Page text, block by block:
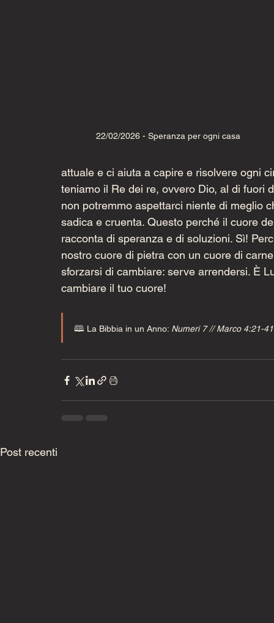
22/02/2026 - Speranza per ogni casa
attuale e ci aiuta a capire e risolvere ogni
teniamo il Re dei re, ovvero Dio, al di fuori
non potremmo aspettarci niente di meglio
sadica e cruenta. Questo perché il cuore
racconta di speranza e di soluzioni. Sì!
nostro cuore di pietra con un cuore di
sforzarsi di cambiare: serve arrendersi. È
cambiare il tuo cuore!
🕮 La Bibbia in un Anno: Numeri 7 // Marco 4:21-41
Post recenti